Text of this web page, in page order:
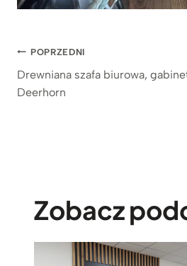
Nawigacja
wpisu
POPRZEDNI
Drewniana szafa biurowa,
Deerhorn
Zobacz